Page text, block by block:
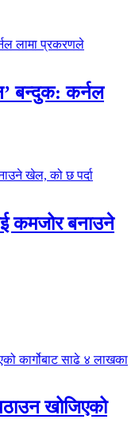
बन्दुक: कर्नल
कमजोर बनाउने
खोजिएको